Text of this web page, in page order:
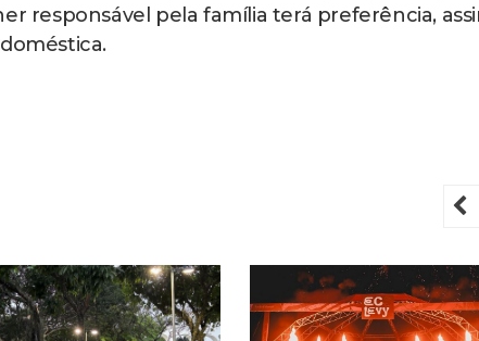
responsável pela família terá preferência,